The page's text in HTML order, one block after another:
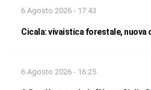
6 Agosto 2026 - 17:43
Cicala: vivaistica forestale, nuova
6 Agosto 2026 - 16:25